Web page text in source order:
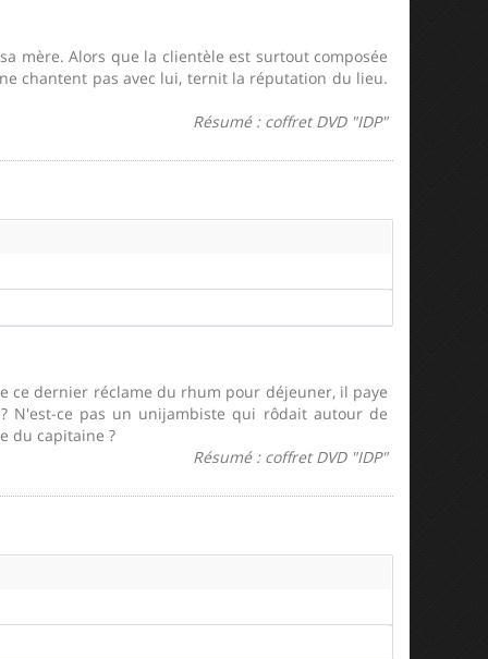
mère. Alors que la clientèle est surtout composée
chantent pas avec lui, ternit la réputation du lieu.
Résumé : coffret DVD "IDP"
ce dernier réclame du rhum pour déjeuner, il paye
N'est-ce pas un unijambiste qui rôdait autour de
du capitaine ?
Résumé : coffret DVD "IDP"